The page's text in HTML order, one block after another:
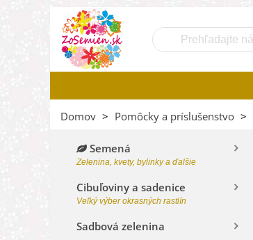
Domov > Pomôcky a príslušenstvo >
Semená
Zelenina, kvety, bylinky a ďalšie
Cibuľoviny a sadenice
Veľký výber okrasných rastlín
Sadbová zelenina